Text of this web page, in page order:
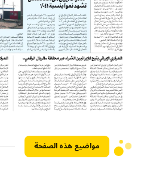
مواضيع هذه الصفحة